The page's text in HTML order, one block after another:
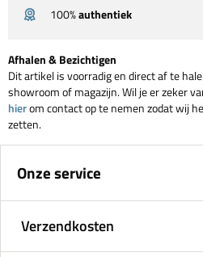
100%authentiek
Afhalen & Bezichtigen
Dit artikel is voorradig en direct af te
showroom of magazijn. Wil je er zeker
hierom contact op te nemen zodat wij
zetten.
Onze service
Verzendkosten